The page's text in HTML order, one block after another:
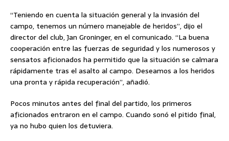
“Teniendo en cuenta la situación general y la invasión del
campo, tenemos un número manejable de heridos”, dijo el
director del club, Jan Groninger, en el comunicado. “La buena
cooperación entre las fuerzas de seguridad y los numerosos y
sensatos aficionados ha permitido que la situación se calmara
rápidamente tras el asalto al campo. Deseamos a los heridos
una pronta y rápida recuperación”, añadió.
Pocos minutos antes del final del partido, los primeros
aficionados entraron en el campo. Cuando sonó el pitido final,
ya no hubo quien los detuviera.